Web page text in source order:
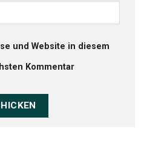
und Website in diesem
Kommentar